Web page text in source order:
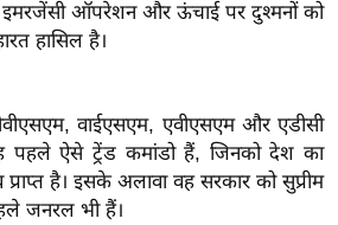
इमरजेंसी ऑपरेशन और ऊंचाई पर दुश्मनों को
हासिल है।
वाईएसएम, एवीएसएम और एडीसी
पहले ऐसे ट्रेंड कमांडो हैं, जिनको देश का
है। इसके अलावा वह सरकार को सुप्रीम
जनरल भी हैं।